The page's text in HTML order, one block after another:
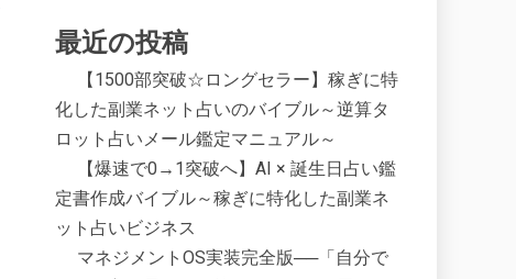
最近の投稿
【1500部突破☆ロングセラー】稼ぎに特
化した副業ネット占いのバイブル～逆算タ
ロット占いメール鑑定マニュアル～
【爆速で0→1突破へ】AI × 誕生日占い鑑
定書作成バイブル～稼ぎに特化した副業ネ
ット占いビジネス
マネジメントOS実装完全版──「自分で